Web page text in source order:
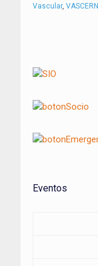
Vascular, VASCERN
entradas
Eventos